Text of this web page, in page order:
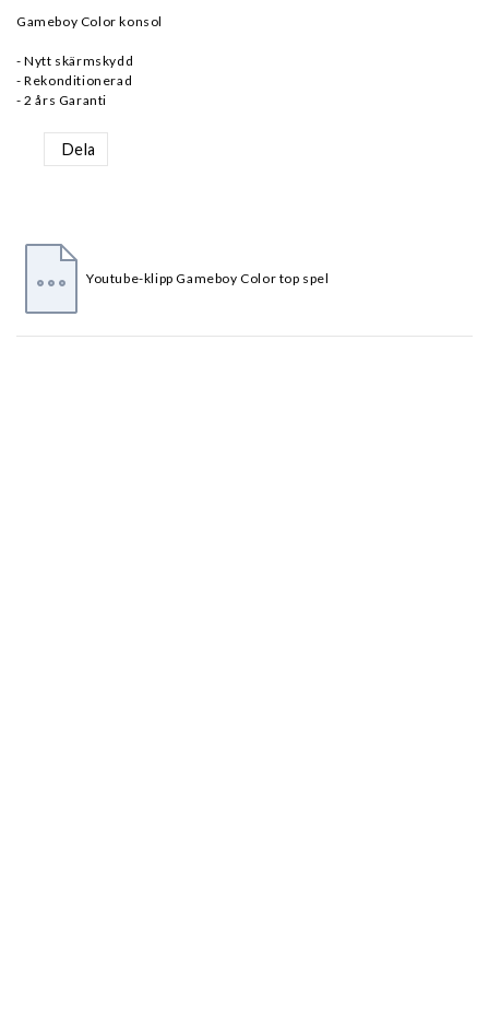
Gameboy Color konsol
- Nytt skärmskydd
- Rekonditionerad
Dela
Youtube-klipp Gameboy Color top spel